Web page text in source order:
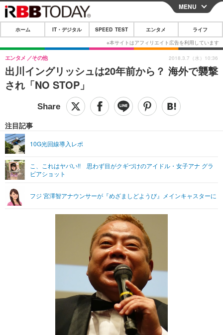
CLOSE
ホーム
IT・デジタル
IT・デジタルTOP スマートフォン
ショッピング その他
SPEED TEST
エンタメTOP 映画・ドラマ
グラビア
ショッピング その他
ライフTOP
その他
リリース一覧
プッシュ通知の停止方法
MENU
ホーム IT・デジタル SPEED TEST エンタメ ライフ
出川イングリッシュは20年前から？ 海外で襲撃
され「NO STOP」
エンタメ その他
注目記事
10G光回線導入レポ
こ、これはヤバい!! 思わず目がクギづけのアイドル・女子アナ グラ
ビアショット
フジ 宮澤智アナウンサーが『めざましどようび』メインキャスターに
2018.3.7（水）10:36